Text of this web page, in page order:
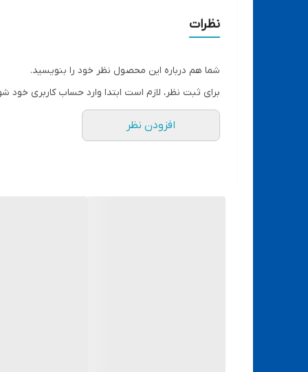
نظرات
شما هم درباره این محصول نظر خود را بنویسید.
برای ثبت نظر، لازم است ابتدا وارد حساب کاربری خود
افزودن نظر